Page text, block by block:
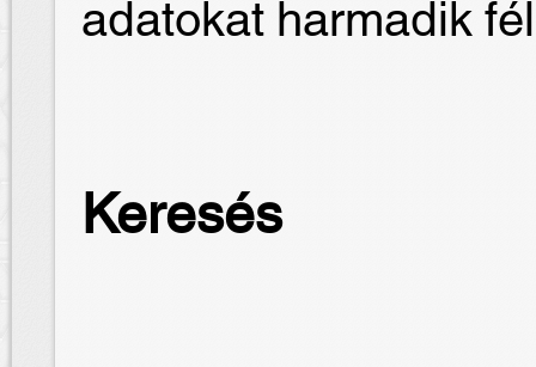
adatokat harmadik
Keresés